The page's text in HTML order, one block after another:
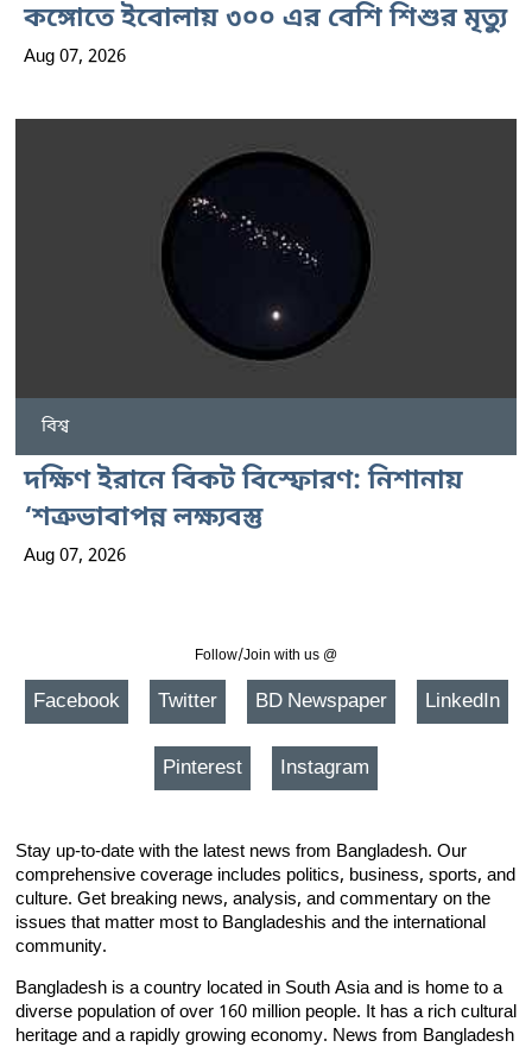
কঙ্গোতে ইবোলায় ৩০০ এর বেশি শিশুর মৃত্যু
Aug 07, 2026
বিশ্ব
দক্ষিণ ইরানে বিকট বিস্ফোরণ: নিশানায়
‘শত্রুভাবাপন্ন লক্ষ্যবস্তু
Aug 07, 2026
Follow/Join with us @
Facebook Twitter BD Newspaper LinkedIn
Pinterest Instagram
Stay up-to-date with the latest news from Bangladesh. Our
comprehensive coverage includes politics, business, sports, and
culture. Get breaking news, analysis, and commentary on the
issues that matter most to Bangladeshis and the international
community.
Bangladesh is a country located in South Asia and is home to a
diverse population of over 160 million people. It has a rich cultural
heritage and a rapidly growing economy. News from Bangladesh